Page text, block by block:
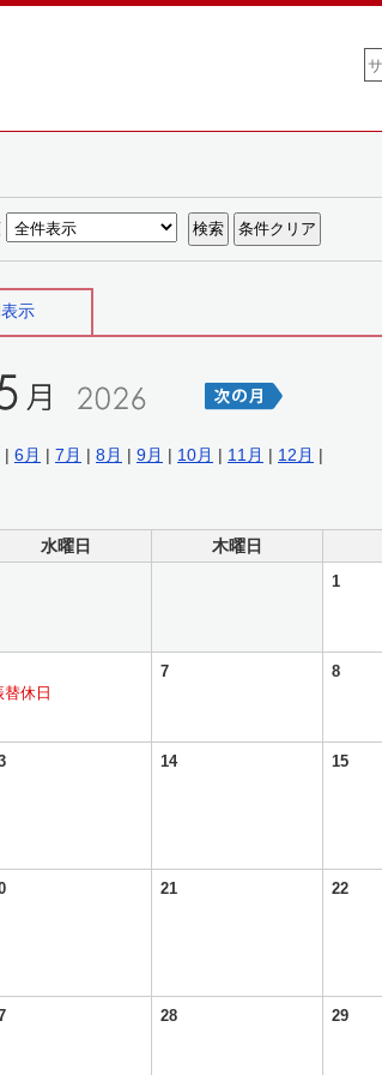
示
| 6月 | 7月 | 8月 | 9月 | 10月 | 11月 | 12月 |
水曜日 木曜日
1
替休日
7 8
14 15
21 22
28 29